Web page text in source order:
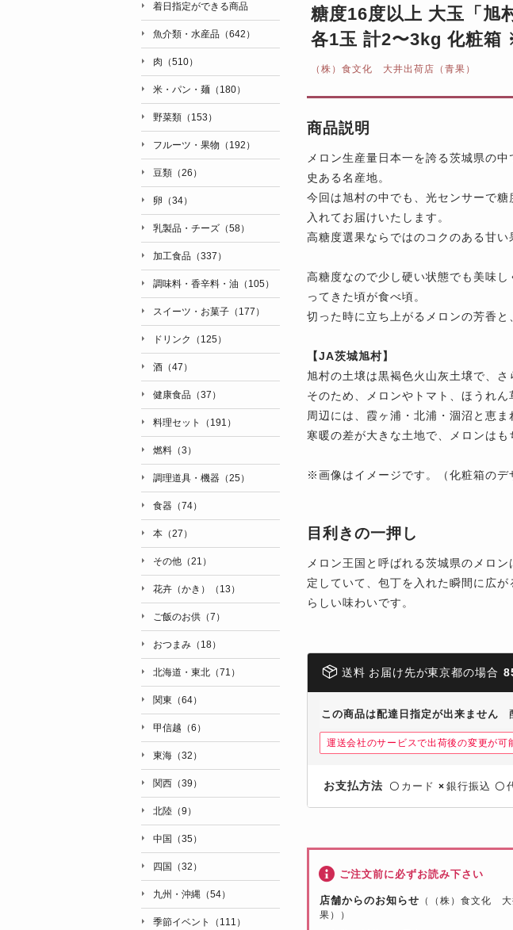
糖度16度以上 大玉「旭
各1玉 計2〜3kg 化粧箱
（株）食文化 大井出荷店（青果）
商品説明
メロン生産量日本一を誇る茨城県の
史ある名産地。
今回は旭村の中でも、光センサーで
入れてお届けいたします。
高糖度選果ならではのコクのある甘い
高糖度なので少し硬い状態でも美味
ってきた頃が食べ頃。
切った時に立ち上がるメロンの芳香
【JA茨城旭村】
旭村の土壌は黒褐色火山灰土壌で、さ
そのため、メロンやトマト、ほうれ
周辺には、霞ヶ浦・北浦・涸沼と恵
寒暖の差が大きな土地で、メロンは
※画像はイメージです。（化粧箱のデ
目利きの一押し
メロン王国と呼ばれる茨城県のメロ
定していて、包丁を入れた瞬間に広
らしい味わいです。
送料 お届け先が東京都の場合
この商品は配達日指定が出来ません
運送会社のサービスで出荷後の変更が
お支払方法 〇 カード × 銀行振込 〇
ご注文前に必ずお読み下さい
店舗からのお知らせ （（株）食文化
果））
着日指定ができる商品
魚介類・水産品（642）
肉（510）
米・パン・麺（180）
野菜類（153）
フルーツ・果物（192）
豆類（26）
卵（34）
乳製品・チーズ（58）
加工食品（337）
調味料・香辛料・油（105）
スイーツ・お菓子（177）
ドリンク（125）
酒（47）
健康食品（37）
料理セット（191）
燃料（3）
調理道具・機器（25）
食器（74）
本（27）
その他（21）
花卉（かき）（13）
ご飯のお供（7）
おつまみ（18）
北海道・東北（71）
関東（64）
甲信越（6）
東海（32）
関西（39）
北陸（9）
中国（35）
四国（32）
九州・沖縄（54）
季節イベント（111）